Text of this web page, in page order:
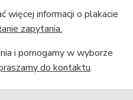
więcej informacji o plakacie
zapytania.
i pomogamy w wyborze
do kontaktu.